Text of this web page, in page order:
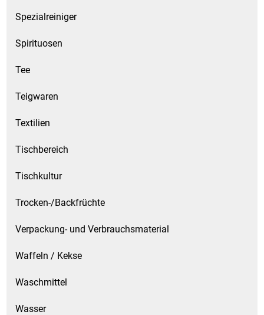
Spezialreiniger
Spirituosen
Tee
Teigwaren
Textilien
Tischbereich
Tischkultur
Trocken-/Backfrüchte
Verpackung- und Verbrauchsmaterial
Waffeln / Kekse
Waschmittel
Wasser